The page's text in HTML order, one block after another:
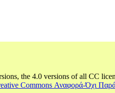
the 4.0 versions of all CC
Commons Αναφορά-Όχι